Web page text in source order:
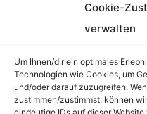
Cookie-
verwalten
Um Ihnen/dir ein optimales
Technologien wie Cookies, um
und/oder darauf zuzugreifen.
zustimmen/zustimmst, können